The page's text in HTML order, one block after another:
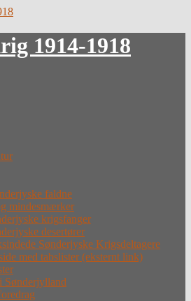
1914-1918
faldne
mindesmærker
krigsfanger
desertører
Sønderjyske Krigsdeltagere
med tabslister (eksternt link)
Sønderjylland